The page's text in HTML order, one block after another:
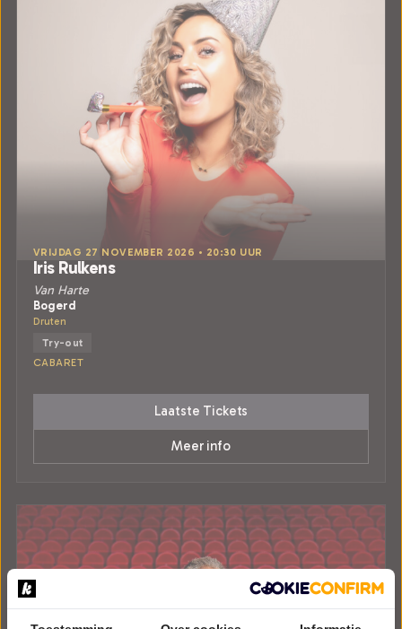
VRIJDAG 27 NOVEMBER 2026 • 20:30 UUR
Iris Rulkens
Van Harte
Bogerd
Druten
Try-out
CABARET
Laatste Tickets
Meer info